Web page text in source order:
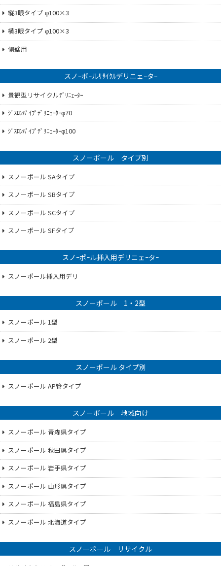
縦3眼タイプ φ100×3
横3眼タイプ φ100×3
側壁用
スノｰポｰルﾘｻｲｸﾙデリニェｰタｰ
景観型リサイクルﾃﾞﾘﾆｪｰﾀｰ
ｼﾞｽﾛﾝﾊﾟｲﾌﾟﾃﾞﾘﾆｪｰﾀｰφ70
ｼﾞｽﾛﾝﾊﾟｲﾌﾟﾃﾞﾘﾆｪｰﾀｰφ100
スノーポール タイプ別
スノーポール SAタイプ
スノーポール SBタイプ
スノーポール SCタイプ
スノーポール SFタイプ
スノｰポｰル挿入用デリニェｰタｰ
スノーポール挿入用デリ
スノーポール 1・2型
スノーポール 1型
スノーポール 2型
スノーポール タイプ別
スノーポール AP管タイプ
スノーポール 地域向け
スノーポール 青森県タイプ
スノーポール 秋田県タイプ
スノーポール 岩手県タイプ
スノーポール 山形県タイプ
スノーポール 福島県タイプ
スノーポール 北海道タイプ
スノーポール リサイクル